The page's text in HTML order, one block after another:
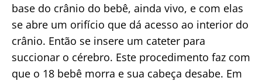
base do crânio do bebê, ainda vivo, e com elas
se abre um orifício que dá acesso ao interior do
crânio. Então se insere um cateter para
succionar o cérebro. Este procedimento faz com
que o 18 bebê morra e sua cabeça desabe. Em